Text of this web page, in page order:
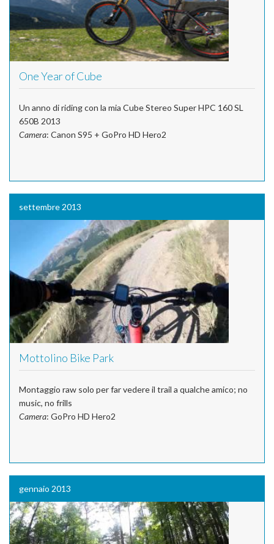
One Year of Cube
Un anno di riding con la mia Cube Stereo Super HPC 160 SL
650B 2013
Camera: Canon S95 + GoPro HD Hero2
settembre 2013
Mottolino Bike Park
Montaggio raw solo per far vedere il trail a qualche amico; no
music, no frills
Camera: GoPro HD Hero2
gennaio 2013